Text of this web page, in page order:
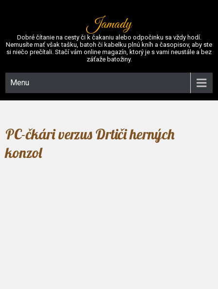
Jamady
Dobré čítanie na cesty či k čakaniu alebo odpočinku sa vždy hodí.
Nemusíte mať však tašku, batoh či kabelku plnú kníh a časopisov, aby ste
si niečo prečítali. Stačí vám online magazín, ktorý je s vami neustále a bez
záťaže batožiny.
Menu
PC-čkári verzus Drtiči herných
konzol